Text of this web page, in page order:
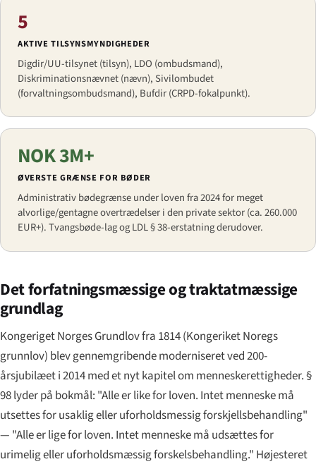
5
AKTIVE TILSYNSMYNDIGHEDER
Digdir/UU-tilsynet (tilsyn), LDO (ombudsmand),
Diskriminationsnævnet (nævn), Sivilombudet
(forvaltningsombudsmand), Bufdir (CRPD-fokalpunkt).
NOK 3M+
ØVERSTE GRÆNSE FOR BØDER
Administrativ bødegrænse under loven fra 2024 for meget
alvorlige/gentagne overtrædelser i den private sektor (ca. 260.000
EUR+). Tvangsbøde-lag og LDL § 38-erstatning derudover.
Det forfatningsmæssige og traktatmæssige
grundlag
Kongeriget Norges Grundlov fra 1814 (Kongeriket Noregs
grunnlov) blev gennemgribende moderniseret ved 200-
årsjubilæet i 2014 med et nyt kapitel om menneskerettigheder. §
98 lyder på bokmål: "Alle er like for loven. Intet menneske må
utsettes for usaklig eller uforholdsmessig forskjellsbehandling"
— "Alle er lige for loven. Intet menneske må udsættes for
urimelig eller uforholdsmæssig forskelsbehandling." Højesteret